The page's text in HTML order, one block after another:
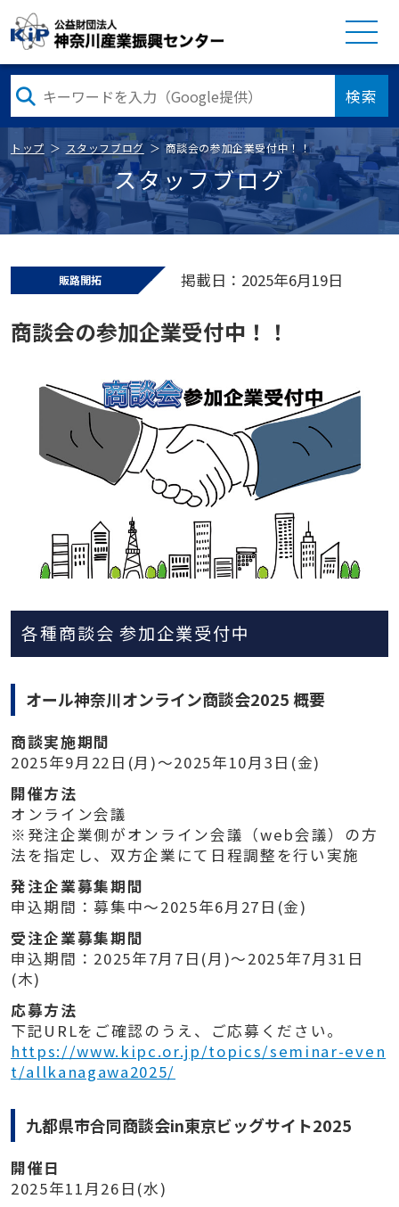
検索
トップ スタッフブログ 商談会の参加企業受付中！！
スタッフブログ
販路開拓 掲載日：2025年6月19日
商談会の参加企業受付中！！
各種商談会 参加企業受付中
オール神奈川オンライン商談会2025 概要
商談実施期間
2025年9月22日(月)～2025年10月3日(金)
開催方法
オンライン会議
※発注企業側がオンライン会議（web会議）の方
法を指定し、双方企業にて日程調整を行い実施
発注企業募集期間
申込期間：募集中～2025年6月27日(金)
受注企業募集期間
申込期間：2025年7月7日(月)～2025年7月31日
(木)
応募方法
下記URLをご確認のうえ、ご応募ください。
https://www.kipc.or.jp/topics/seminar-even
t/allkanagawa2025/
九都県市合同商談会in東京ビッグサイト2025
開催日
2025年11月26日(水)